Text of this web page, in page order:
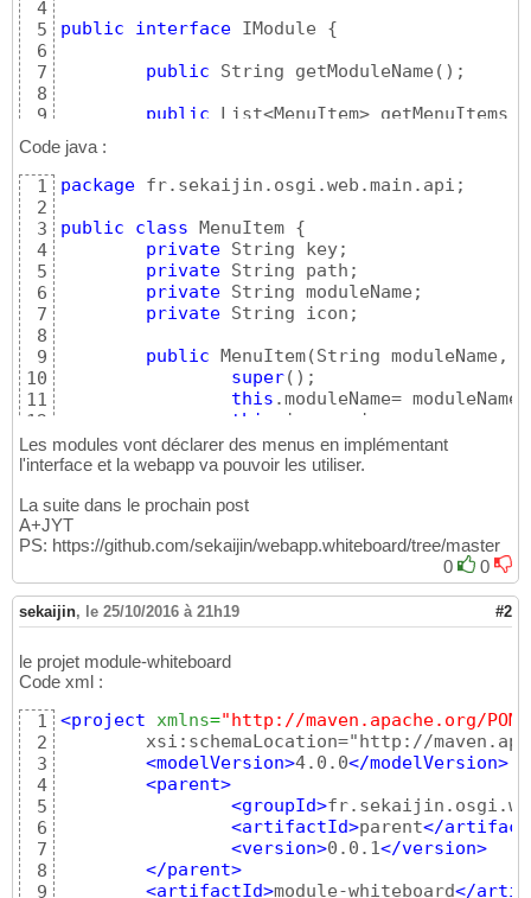
18
19
20
21
22
23
24
25
26
27
28
29
30
31
32
</
</plugin
</plugins>
</build
</project>
4
5
6
7
8
9
10
public
interface IModule {
public String getModuleName ( ) ;
public List<MenuItem> getMenuItems
}
Code java :
1
2
3
4
5
6
7
8
9
10
11
12
13
14
16
17
18
20
21
23
24
26
27
28
29
30
31
32
33
34
package fr.sekaijin.osgi.web.main.api;
public
class MenuItem {
private String key;
private String path;
private String moduleName;
private String icon;
public MenuItem(String
super( ) ;
this .moduleName= moduleName;
this
.icon = icon;
this.key = key;
this.path = path;
return moduleName;
public void
String
this.moduleName =
}
public String getIcon ()
{
return icon;
}
void setIcon( String icon)
{
this.icon = icon;
public MenuItem(String key) {
Les modules vont déclarer des menus en implémentant
l'interface et la webapp va pouvoir les utiliser.
La suite dans le prochain post
A+JYT
PS: https://github.com/sekaijin/webapp.whiteboard/tree/master
0
0
sekaijin, le 25/10/2016 à 21h19 #2
le projet module-whiteboard
Code xml :
1
2
3
4
5
6
7
8
9
<project xmlns="http://maven.apache.org/
<modelVersion>4.0.0</modelVersion>
<parent>
<groupId>
<artifactId>parent</
<version>0.0.1</version>
</parent>
<artifactId>module-whiteboard</